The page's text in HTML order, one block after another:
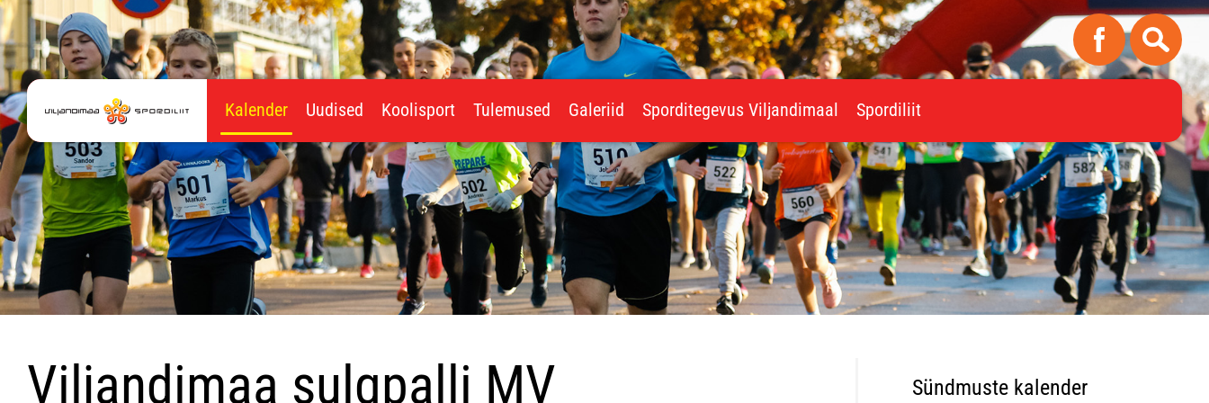
Kalender Uudised Koolisport Tulemused Galeriid Sporditegevus Viljandimaal Spordiliit
Viljandimaa sulgpalli MV
Sündmuste kalender